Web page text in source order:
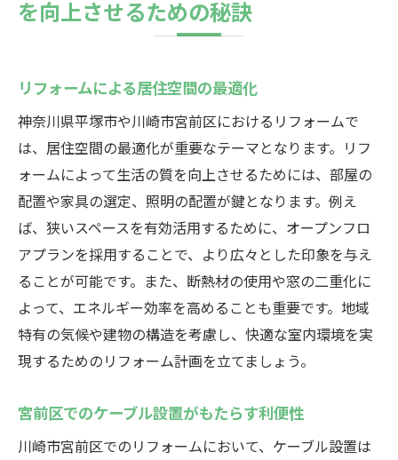
を向上させるための秘訣
リフォームによる居住空間の最適化
神奈川県平塚市や川崎市宮前区におけるリフォームで
は、居住空間の最適化が重要なテーマとなります。リフ
ォームによって生活の質を向上させるためには、部屋の
配置や家具の選定、照明の配置が鍵となります。例え
ば、狭いスペースを有効活用するために、オープンフロ
アプランを採用することで、より広々とした印象を与え
ることが可能です。また、断熱材の使用や窓の二重化に
よって、エネルギー効率を高めることも重要です。地域
特有の気候や建物の構造を考慮し、快適な室内環境を実
現するためのリフォーム計画を立てましょう。
宮前区でのケーブル設置がもたらす利便性
川崎市宮前区でのリフォームにおいて、ケーブル設置は